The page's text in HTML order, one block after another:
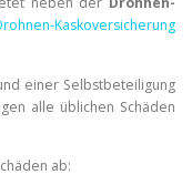
Kaskoversicherung
einer Selbstbeteiligung
alle üblichen Schäden
ab: